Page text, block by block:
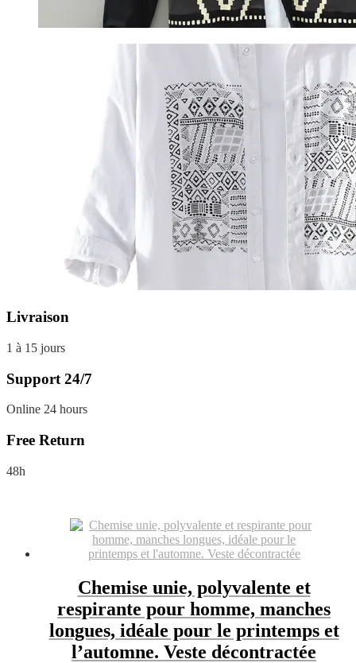
Livraison
1 à 15 jours
Support 24/7
Online 24 hours
Free Return
48h
Chemise unie, polyvalente et
respirante pour homme, manches
longues, idéale pour le printemps et
l’automne. Veste décontractée